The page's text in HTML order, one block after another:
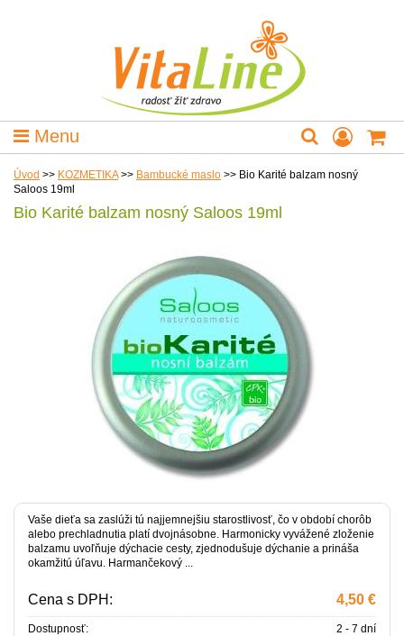
Menu
Úvod >> KOZMETIKA >> Bambucké maslo >> Bio Karité balzam nosný
Saloos 19ml
Bio Karité balzam nosný Saloos 19ml
Vaše dieťa sa zaslúži tú najjemnejšiu starostlivosť, čo v období chorôb
alebo prechladnutia platí dvojnásobne. Harmonicky vyvážené zloženie
balzamu uvoľňuje dýchacie cesty, zjednodušuje dýchanie a prináša
okamžitú úľavu. Harmančekový ...
Cena s DPH: 4,50 €
Dostupnosť:
2 - 7 dní